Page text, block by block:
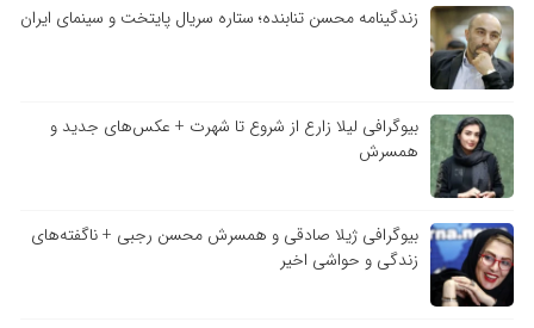
زندگینامه محسن تنابنده؛ ستاره سریال پایتخت و سینمای ایران
بیوگرافی لیلا زارع از شروع تا شهرت + عکس‌های جدید و
همسرش
بیوگرافی ژیلا صادقی و همسرش محسن رجبی + ناگفته‌های
زندگی و حواشی اخیر